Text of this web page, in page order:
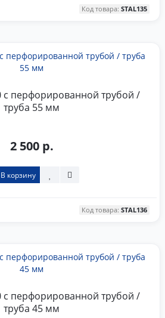
Код товара: STAL135
с перфорированной трубой /
труба 55 мм
2 500 р.
В корзину
Код товара: STAL136
с перфорированной трубой /
труба 45 мм